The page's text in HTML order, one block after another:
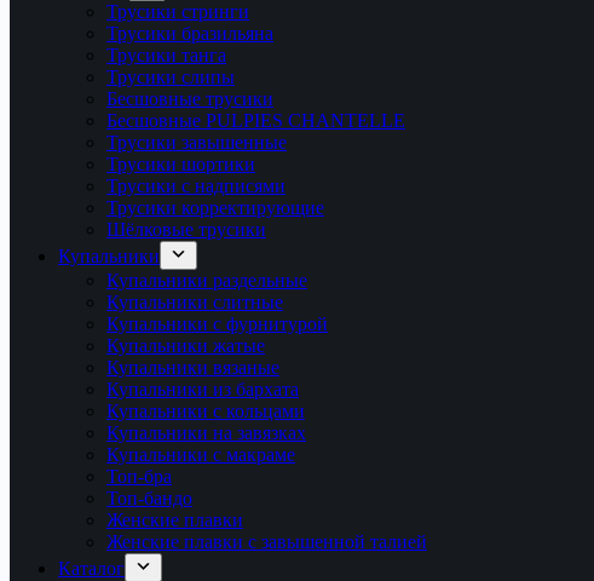
Трусики стринги
Трусики бразильяна
Трусики танга
Трусики слипы
Бесшовные трусики
Бесшовные PULPIES CHANTELLE
Трусики завышенные
Трусики шортики
Трусики с надписями
Трусики корректирующие
Шёлковые трусики
Купальники
Купальники раздельные
Купальники слитные
Купальники с фурнитурой
Купальники жатые
Купальники вязаные
Купальники из бархата
Купальники с кольцами
Купальники на завязках
Купальники с макраме
Топ-бра
Топ-бандо
Женские плавки
Женские плавки с завышенной талией
Каталог